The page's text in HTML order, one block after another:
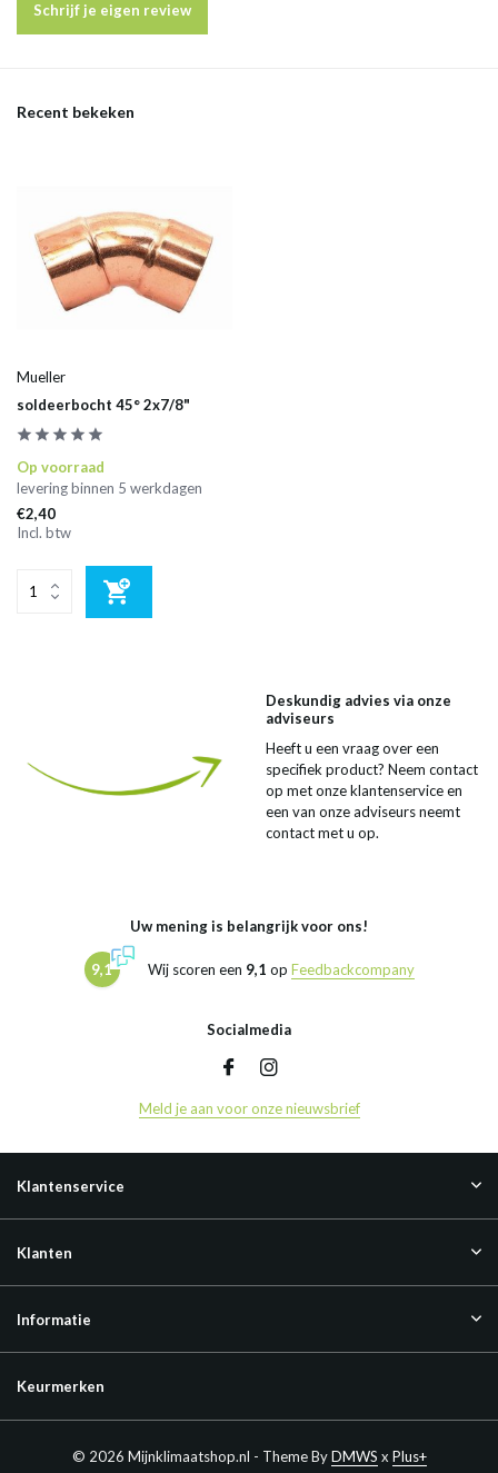
Schrijf je eigen review
Recent bekeken
Mueller
soldeerbocht 45° 2x7/8"
Op voorraad
levering binnen 5 werkdagen
€2,40
Incl. btw
Deskundig advies via onze
adviseurs
Heeft u een vraag over een
specifiek product? Neem contact
op met onze klantenservice en
een van onze adviseurs neemt
contact met u op.
Uw mening is belangrijk voor ons!
9,1 Wij scoren een 9,1 op Feedbackcompany
Socialmedia
Meld je aan voor onze nieuwsbrief
Klantenservice
Klanten
Informatie
Keurmerken
© 2026 Mijnklimaatshop.nl - Theme ByDMWS x Plus+